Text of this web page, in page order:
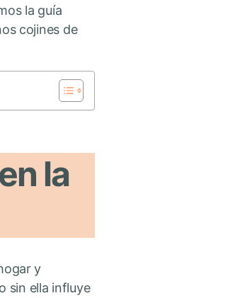
la guía
cojines de
la
y
sin ella influye